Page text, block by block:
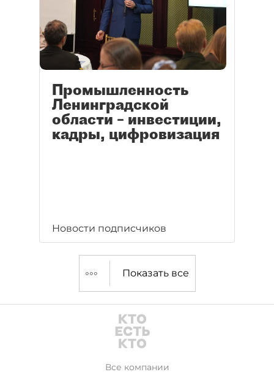
Промышленность
Ленинградской
области – инвестиции,
кадры, цифровизация
Новости подписчиков
Показать все
Все компании